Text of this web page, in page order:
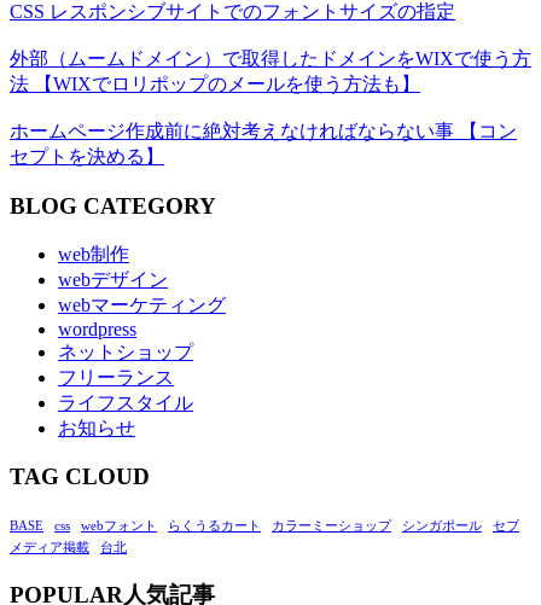
CSS レスポンシブサイトでのフォントサイズの指定
外部（ムームドメイン）で取得したドメインをWIXで使う方
法 【WIXでロリポップのメールを使う方法も】
ホームページ作成前に絶対考えなければならない事 【コン
セプトを決める】
BLOG CATEGORY
web制作
webデザイン
webマーケティング
wordpress
ネットショップ
フリーランス
ライフスタイル
お知らせ
TAG CLOUD
BASE css webフォント らくうるカート カラーミーショップ シンガポール
セブ
メディア掲載
台北
POPULAR人気記事